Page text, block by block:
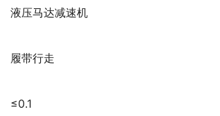
液压马达减速机
履带行走
≤0.1